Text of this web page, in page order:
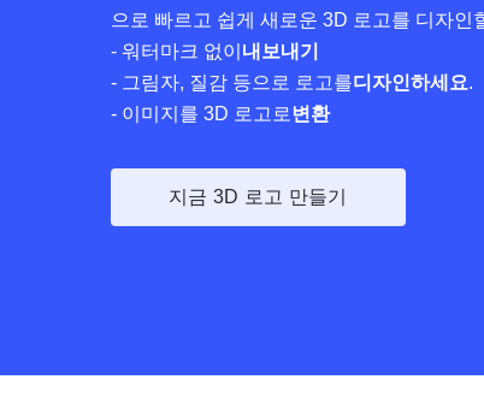
으로 빠르고 쉽게 새로운 3D 로고를 디자인
- 워터마크 없이 내보내기
- 그림자, 질감 등으로 로고를디자인하세요.
- 이미지를 3D 로고로 변환
지금 3D 로고 만들기